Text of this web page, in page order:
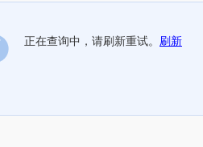
正在查询中，请刷新重试。 刷新